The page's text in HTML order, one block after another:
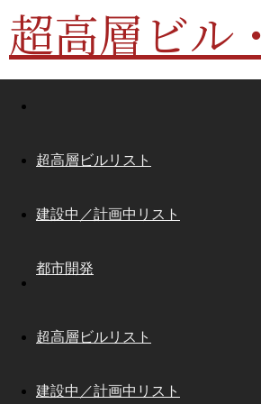
超高層ビル
超高層ビルリスト
建設中／計画中リスト
都市開発
超高層ビルリスト
建設中／計画中リスト